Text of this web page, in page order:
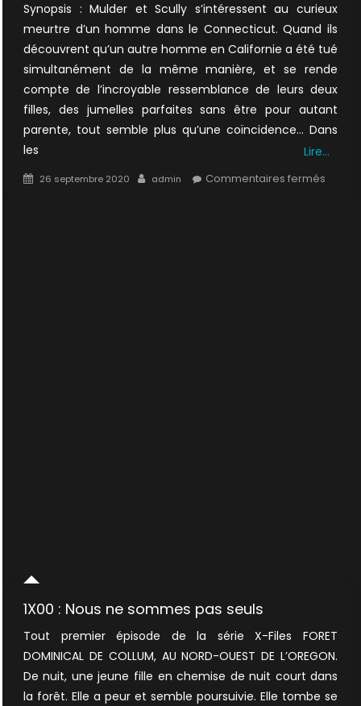
Synopsis : Mulder et Scully s’intéressent au curieux
meurtre d’un homme dans le Connecticut. Quand ils
découvrent qu’un autre homme en Californie a été tué
simultanément de la même manière, et se rende
compte de l’incroyable ressemblance de leurs deux
filles, des jumelles parfaites sans être pour autant
parente, tout semble plus qu’une coïncidence… Dans
les
Lire…
Posted
26 septembre 2020 Author
admin Commentaires ferméssur
1X00 : Nous ne sommes pas seuls
Tout premier épisode de la série X-Files FORET
DOMINICAL DE COLLUM, AU NORD-OUEST DE L’OREGON.
De nuit, une jeune fille en chemise de nuit court dans
la forêt. Elle a peur et semble poursuivie. Elle tombe se